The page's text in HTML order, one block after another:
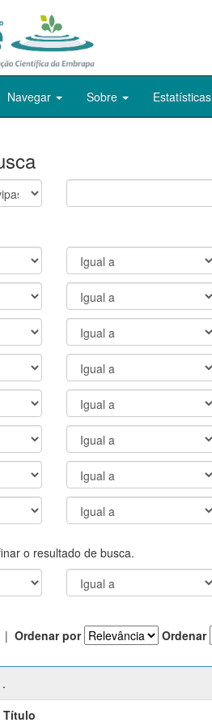
Navegar Sobre Estatísticas
o resultado de busca.
| Ordenar por Ordenar
Título